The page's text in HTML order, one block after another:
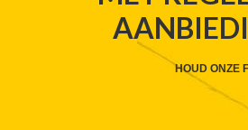
HEADER
HOUD ONZE